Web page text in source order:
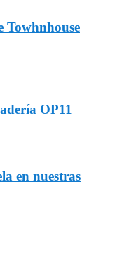
Towhnhouse
OP11
en nuestras